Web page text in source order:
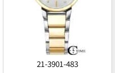
21-3901-483